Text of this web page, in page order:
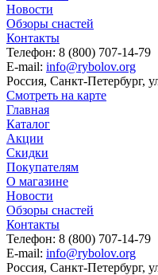
Новости
Обзоры снастей
Контакты
Телефон: 8 (800) 707-14-79
E-mail: info@rybolov.org
Россия, Санкт-Петербург,
Смотреть на карте
Главная
Каталог
Акции
Скидки
Покупателям
О магазине
Новости
Обзоры снастей
Контакты
Телефон: 8 (800) 707-14-79
E-mail: info@rybolov.org
Россия, Санкт-Петербург,